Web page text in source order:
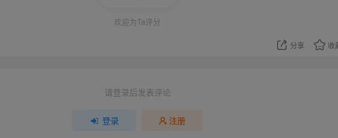
欢迎为Ta评分
分享 收
请登录后发表评论
登录 注册